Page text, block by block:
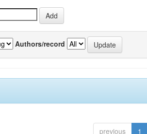
Authors/record
previous 1